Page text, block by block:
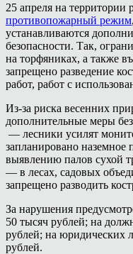
25 апреля на территории
противопожарный режим
устанавливаются
безопасности. Так,
на торфяниках, а также
запрещено разведение
работ, работ с
Из-за риска весенних
дополнительные меры
— лесники усилят
запланировано наземное
выявлению палов сухой
— в лесах, садовых
запрещено разводить
За нарушения
50 тысяч рублей; на
рублей; на юридических
рублей.